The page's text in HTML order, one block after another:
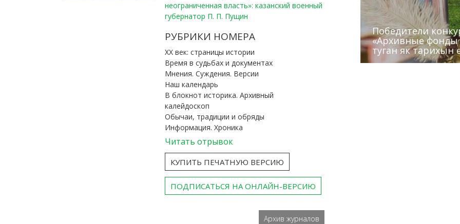
неограниченная власть»: казанский военный
губернатор П. П. Пущин
РУБРИКИ НОМЕРА
ХХ век: страницы истории
Время в судьбах и документах
Мнения. Суждения. Версии
Наш календарь
В блокнот историка. Архивный
калейдоскоп
Обычаи, традиции и обряды
Информация. Хроника
Читать отрывок
КУПИТЬ ПЕЧАТНУЮ ВЕРСИЮ
ПОДПИСАТЬСЯ НА ОНЛАЙН-ВЕРСИЮ
Архив журналов
Победители
«Архивные фонды
туган як тарихын
Архивисты
Госархива
Сотрудники
Эхо веков»
(КХТИ)
«Мир архивов